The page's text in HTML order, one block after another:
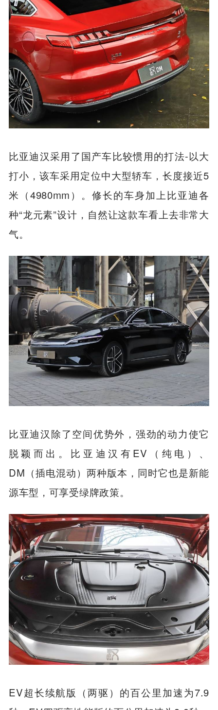
比亚迪汉采用了国产车比较惯用的打法-以大
打小，该车采用定位中大型轿车，长度接近5
米（4980mm）。修长的车身加上比亚迪各
种“龙元素”设计，自然让这款车看上去非常大
气。
比亚迪汉除了空间优势外，强劲的动力使它
脱颖而出。比亚迪汉有EV（纯电）、
DM（插电混动）两种版本，同时它也是新能
源车型，可享受绿牌政策。
EV超长续航版（两驱）的百公里加速为7.9